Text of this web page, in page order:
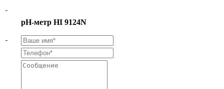
рН-метр HI 9124N